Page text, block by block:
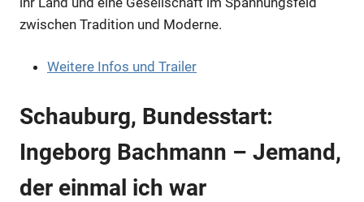
zwischen Tradition und Moderne.
Weitere Infos und Trailer
Schauburg, Bundesstart:
Ingeborg Bachmann – Jemand,
der einmal ich war